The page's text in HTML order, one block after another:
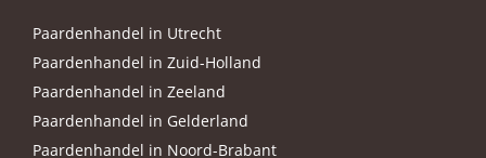
Paardenhandel in Utrecht
Paardenhandel in Zuid-Holland
Paardenhandel in Zeeland
Paardenhandel in Gelderland
Paardenhandel in Noord-Brabant